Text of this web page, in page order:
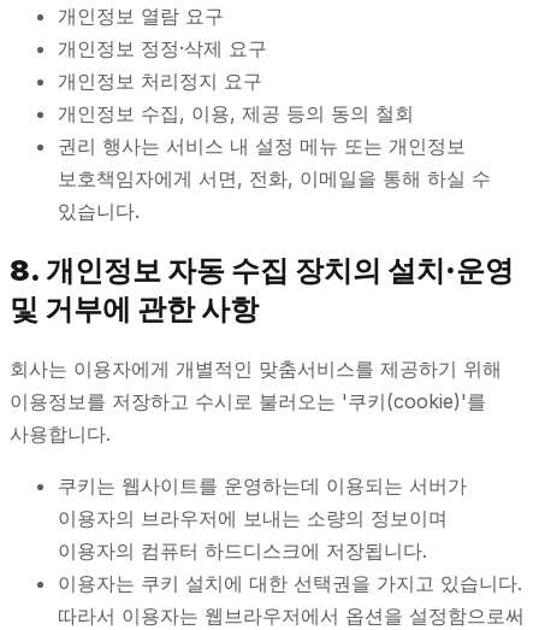
개인정보 열람 요구
개인정보 정정·삭제 요구
개인정보 처리정지 요구
개인정보 수집, 이용, 제공 등의 동의 철회
권리 행사는 서비스 내 설정 메뉴 또는 개인정보
보호책임자에게 서면, 전화, 이메일을 통해 하실 수
있습니다.
8. 개인정보 자동 수집 장치의 설치·운영
및 거부에 관한 사항
회사는 이용자에게 개별적인 맞춤서비스를 제공하기 위해
이용정보를 저장하고 수시로 불러오는 '쿠키(cookie)'를
사용합니다.
쿠키는 웹사이트를 운영하는데 이용되는 서버가
이용자의 브라우저에 보내는 소량의 정보이며
이용자의 컴퓨터 하드디스크에 저장됩니다.
이용자는 쿠키 설치에 대한 선택권을 가지고 있습니다.
따라서 이용자는 웹브라우저에서 옵션을 설정함으로써